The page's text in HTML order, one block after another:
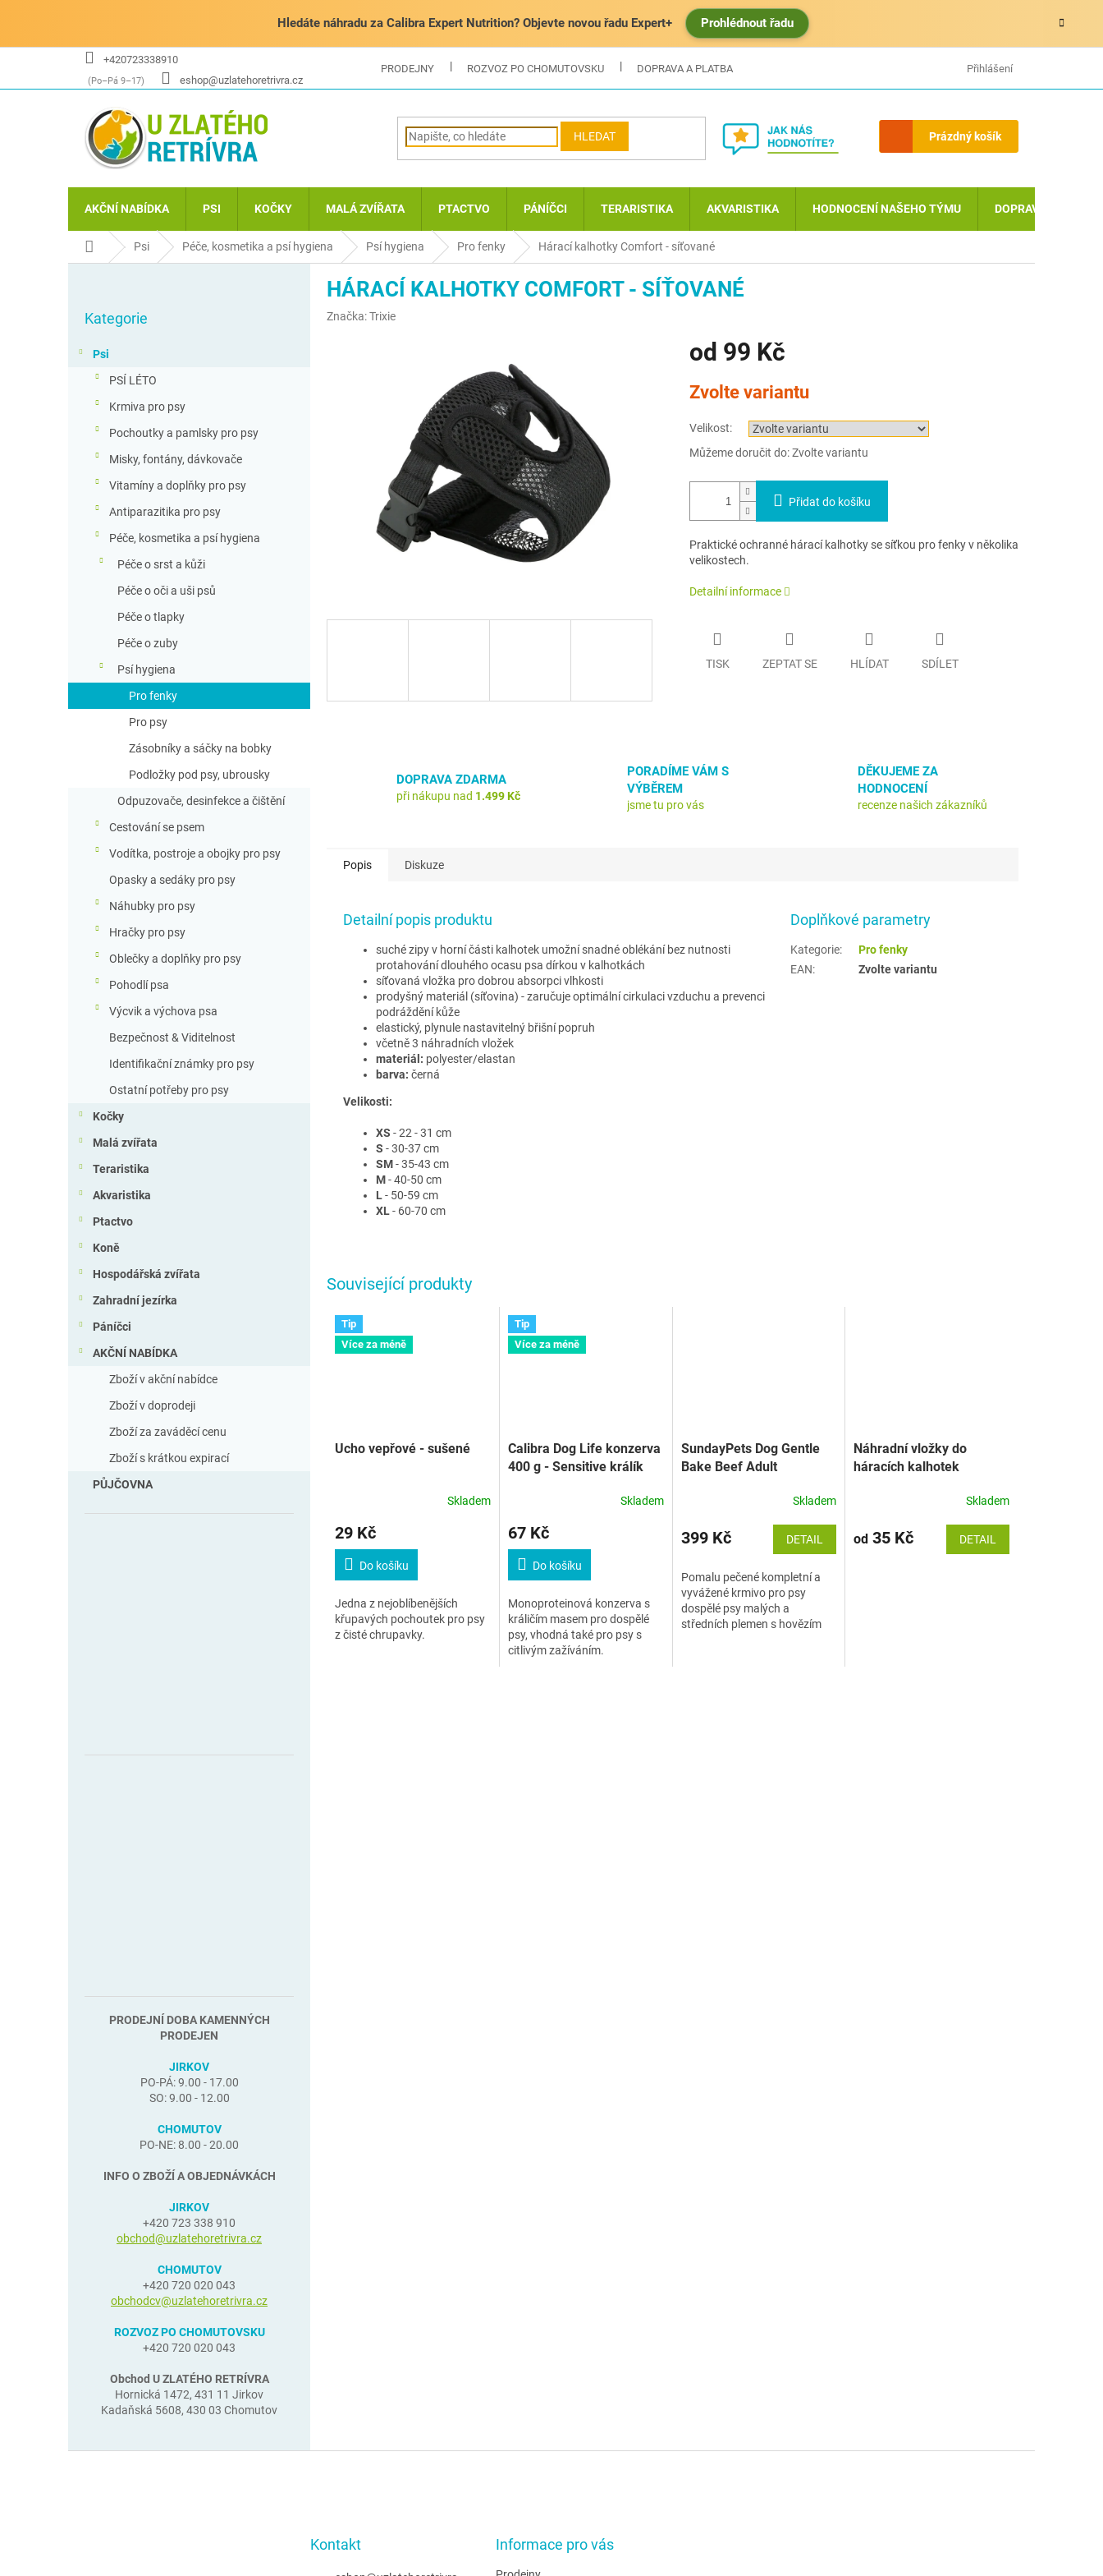
Hledáte náhradu za Calibra Expert Nutrition? Objevte novou řadu Expert+ Prohlédnout řadu
+420723338910
eshop@uzlatehoretrivra.cz
PRODEJNY ROZVOZ PO CHOMUTOVSKU DOPRAVA A PLATBA MOJE OBJEDNÁVKA
Přihlášení
HLEDAT
Nákupní
košík
Prázdný košík
AKČNÍ NABÍDKA PSI KOČKY MALÁ ZVÍŘATA PTACTVO PÁNÍČCI TERARISTIKA AKVARISTIKA HODNOCENÍ NAŠEHO TÝMU DOPRAVA A PLATBA
Domů Psi Péče, kosmetika a psí hygiena Psí hygiena Pro fenky Hárací kalhotky Comfort - síťované
kategorie
Kategorie
Psi
PSÍ LÉTO
Krmiva pro psy
Pochoutky a pamlsky pro psy
Misky, fontány, dávkovače
Vitamíny a doplňky pro psy
Antiparazitika pro psy
Péče, kosmetika a psí hygiena
Péče o srst a kůži
Péče o oči a uši psů
Péče o tlapky
Péče o zuby
Psí hygiena
Pro fenky
Pro psy
Zásobníky a sáčky na bobky
Podložky pod psy, ubrousky
Odpuzovače, desinfekce a čištění
Cestování se psem
Vodítka, postroje a obojky pro psy
Opasky a sedáky pro psy
Náhubky pro psy
Hračky pro psy
Oblečky a doplňky pro psy
Pohodlí psa
Výcvik a výchova psa
Bezpečnost & Viditelnost
Identifikační známky pro psy
Ostatní potřeby pro psy
Kočky
Malá zvířata
Teraristika
Akvaristika
Ptactvo
Koně
Hospodářská zvířata
Zahradní jezírka
Páníčci
AKČNÍ NABÍDKA
Zboží v akční nabídce
Zboží v doprodeji
Zboží za zaváděcí cenu
Zboží s krátkou expirací
PŮJČOVNA
PRODEJNÍ DOBA KAMENNÝCH
PRODEJEN
JIRKOV
PO-PÁ: 9.00 - 17.00
SO: 9.00 - 12.00
CHOMUTOV
PO-NE: 8.00 - 20.00
INFO O ZBOŽÍ A OBJEDNÁVKÁCH
JIRKOV
+420 723 338 910
obchod@uzlatehoretrivra.cz
CHOMUTOV
+420 720 020 043
obchodcv@uzlatehoretrivra.cz
ROZVOZ PO CHOMUTOVSKU
+420 720 020 043
Obchod U ZLATÉHO RETRÍVRA
Hornická 1472, 431 11 Jirkov
Kadaňská 5608, 430 03 Chomutov
HÁRACÍ KALHOTKY COMFORT - SÍŤOVANÉ
Značka:Trixie
od 99 Kč
cena:
Zvolte variantu
Velikost:
Můžeme doručit do: Zvolte variantu
Přidat do košíku
Praktické ochranné hárací kalhotky se síťkou pro fenky v několika
velikostech.
Detailní informace
TISK ZEPTAT SE HLÍDAT SDÍLET
DOPRAVA ZDARMA
při nákupu nad 1.499 Kč
PORADÍME VÁM S
VÝBĚREM
jsme tu pro vás
DĚKUJEME ZA
HODNOCENÍ
recenze našich zákazníků
Související produkty
Tip
Více za méně
Ucho vepřové - sušené
Skladem
29 Kč
Do košíku
Jedna z nejoblíbenějších
křupavých pochoutek pro psy
z čisté chrupavky.
Tip
Více za méně
Calibra Dog Life konzerva
400 g - Sensitive králík
Skladem
67 Kč
Do košíku
Monoproteinová konzerva s
králičím masem pro dospělé
psy, vhodná také pro psy s
citlivým zažíváním.
SundayPets Dog Gentle
Bake Beef Adult
Skladem
399 Kč DETAIL
Pomalu pečené kompletní a
vyvážené krmivo pro psy
dospělé psy malých a
středních plemen s hovězím
Náhradní vložky do
háracích kalhotek
Skladem
od 35 Kč DETAIL
Popis Diskuze
Detailní popis produktu
suché zipy v horní části kalhotek umožní snadné oblékání bez nutnosti
protahování dlouhého ocasu psa dírkou v kalhotkách
síťovaná vložka pro dobrou absorpci vlhkosti
prodyšný materiál (síťovina) - zaručuje optimální cirkulaci vzduchu a prevenci
podráždění kůže
elastický, plynule nastavitelný břišní popruh
včetně 3 náhradních vložek
materiál: polyester/elastan
barva: černá
Velikosti:
XS - 22 - 31 cm
S - 30-37 cm
SM- 35-43 cm
M- 40-50 cm
L- 50-59 cm
XL- 60-70 cm
Doplňkové parametry
Kategorie:
Pro fenky
EAN: Zvolte variantu
Kontakt Informace pro vás